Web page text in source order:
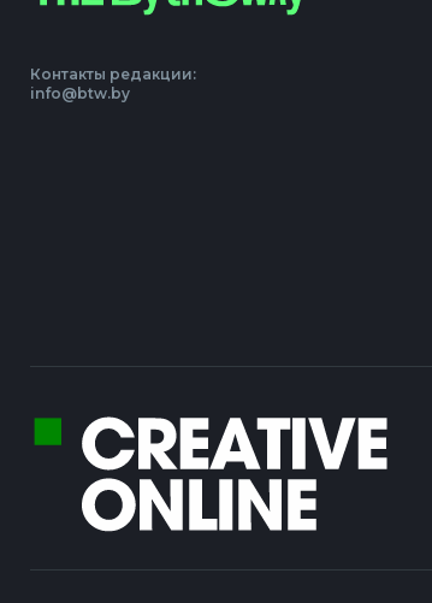
Контакты редакции:
info@btw.by